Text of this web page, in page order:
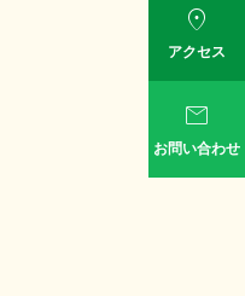

アクセス

お問い合わせ